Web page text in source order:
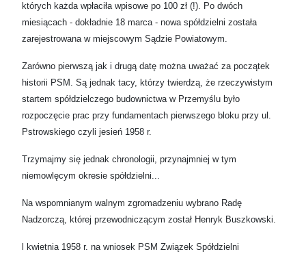
których każda wpłaciła wpisowe po 100 zł (!). Po dwóch
miesiącach - dokładnie 18 marca - nowa spółdzielni została
zarejestrowana w miejscowym Sądzie Powiatowym.
Zarówno pierwszą jak i drugą datę można uważać za początek
historii PSM. Są jednak tacy, którzy twierdzą, że rzeczywistym
startem spółdzielczego budownictwa w Przemyślu było
rozpoczęcie prac przy fundamentach pierwszego bloku przy ul.
Pstrowskiego czyli jesień 1958 r.
Trzymajmy się jednak chronologii, przynajmniej w tym
niemowlęcym okresie spółdzielni...
Na wspomnianym walnym zgromadzeniu wybrano Radę
Nadzorczą, której przewodniczącym został Henryk Buszkowski.
l kwietnia 1958 r. na wniosek PSM Związek Spółdzielni